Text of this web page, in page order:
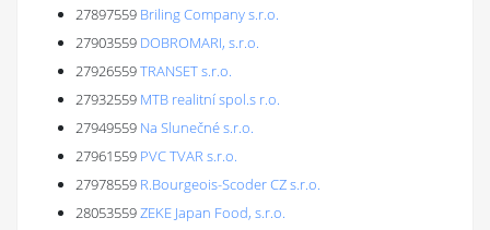
27897559 Briling Company s.r.o.
27903559 DOBROMARI, s.r.o.
27926559TRANSET s.r.o.
27932559 MTB realitní spol.s r.o.
27949559 Na Slunečné s.r.o.
27961559 PVC TVAR s.r.o.
27978559 R.Bourgeois-Scoder CZ s.r.o.
28053559ZEKE Japan Food, s.r.o.